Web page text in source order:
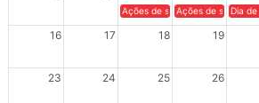
Ações de solidariedade a
Ações de Dia
16 17 18 19
23 24 25 26